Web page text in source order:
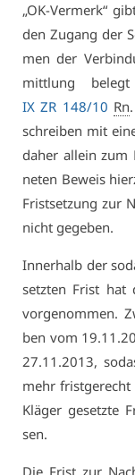
„OK-Ver­merk“
den Zu­gang der
men der
mitt­lung
IX ZR 148/10 Rn
schrei­ben mit
da­her al­lein zum
ne­ten Be­weis
Frist­set­zung zur
nicht ge­ge­ben.
In­ner­halb der
setz­ten Frist hat
vor­ge­nom­men.
ben vom
27.11.2013,
mehr
Klä­ger ge­setz­te
sen.